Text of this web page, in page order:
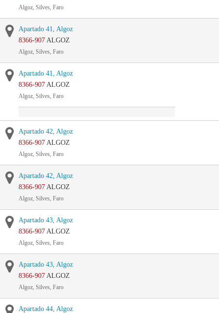
Algoz, Silves, Faro
Apartado 41, Algoz
8366-907 ALGOZ
Algoz, Silves, Faro
Apartado 41, Algoz
8366-907 ALGOZ
Algoz, Silves, Faro
Apartado 42, Algoz
8366-907 ALGOZ
Algoz, Silves, Faro
Apartado 42, Algoz
8366-907 ALGOZ
Algoz, Silves, Faro
Apartado 43, Algoz
8366-907 ALGOZ
Algoz, Silves, Faro
Apartado 43, Algoz
8366-907 ALGOZ
Algoz, Silves, Faro
Apartado 44, Algoz